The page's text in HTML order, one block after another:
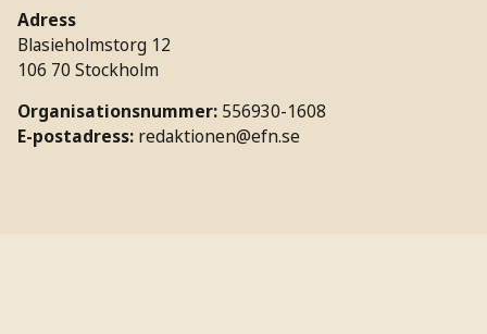
Adress
Blasieholmstorg 12
106 70 Stockholm
Organisationsnummer: 556930-1608
E-postadress: redaktionen@efn.se